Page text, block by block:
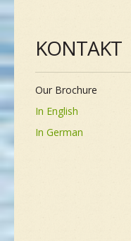
KONTAKT
Our Brochure
In English
In German